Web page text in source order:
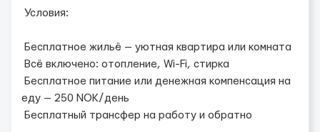
Условия:
Бесплатное жильё — уютная квартира или комната
Всё включено: отопление, Wi-Fi, стирка
Бесплатное питание или денежная компенсация на
еду — 250 NOK/день
Бесплатный трансфер на работу и обратно